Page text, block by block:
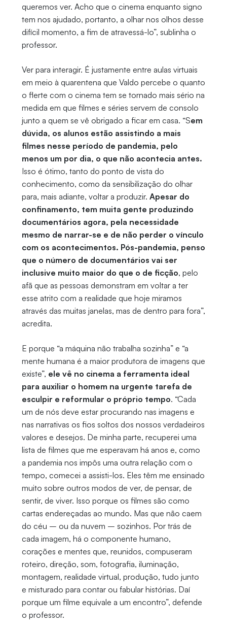
queremos ver. Acho que o cinema enquanto signo
tem nos ajudado, portanto, a olhar nos olhos desse
difícil momento, a fim de atravessá-lo”, sublinha o
professor.
Ver para interagir. É justamente entre aulas virtuais
em meio à quarentena que Valdo percebe o quanto
o flerte com o cinema tem se tornado mais sério na
medida em que filmes e séries servem de consolo
junto a quem se vê obrigado a ficar em casa. “Sem
dúvida, os alunos estão assistindo a mais
filmes nesse período de pandemia, pelo
menos um por dia, o que não acontecia antes.
Isso é ótimo, tanto do ponto de vista do
conhecimento, como da sensibilização do olhar
para, mais adiante, voltar a produzir. Apesar do
confinamento, tem muita gente produzindo
documentários agora, pela necessidade
mesmo de narrar-se e de não perder o vínculo
com os acontecimentos. Pós-pandemia, penso
que o número de documentários vai ser
inclusive muito maior do que o de ficção, pelo
afã que as pessoas demonstram em voltar a ter
esse atrito com a realidade que hoje miramos
através das muitas janelas, mas de dentro para fora”,
acredita.
E porque “a máquina não trabalha sozinha” e “a
mente humana é a maior produtora de imagens que
existe”, ele vê no cinema a ferramenta ideal
para auxiliar o homem na urgente tarefa de
esculpir e reformular o próprio tempo. “Cada
um de nós deve estar procurando nas imagens e
nas narrativas os fios soltos dos nossos verdadeiros
valores e desejos. De minha parte, recuperei uma
lista de filmes que me esperavam há anos e, como
a pandemia nos impôs uma outra relação com o
tempo, comecei a assisti-los. Eles têm me ensinado
muito sobre outros modos de ver, de pensar, de
sentir, de viver. Isso porque os filmes são como
cartas endereçadas ao mundo. Mas que não caem
do céu – ou da nuvem – sozinhos. Por trás de
cada imagem, há o componente humano,
corações e mentes que, reunidos, compuseram
roteiro, direção, som, fotografia, iluminação,
montagem, realidade virtual, produção, tudo junto
e misturado para contar ou fabular histórias. Daí
porque um filme equivale a um encontro”, defende
o professor.